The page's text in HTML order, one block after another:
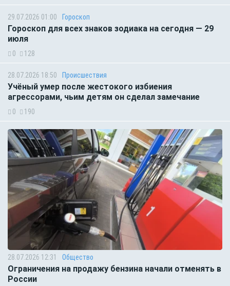
29.07.2026 01:00 Гороскоп
Гороскоп для всех знаков зодиака на сегодня — 29
июля
0 128
28.07.2026 18:50 Происшествия
Учёный умер после жестокого избиения
агрессорами, чьим детям он сделал замечание
0 190
28.07.2026 12:31 Общество
Ограничения на продажу бензина начали отменять в
России